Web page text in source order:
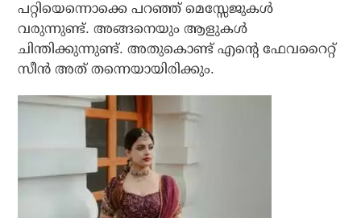
പറ്റിയെന്നൊക്കെ പറഞ്ഞ് മെസ്സേജുകള്‍
വരുന്നുണ്ട്. അങ്ങനെയും ആളുകള്‍
ചിന്തിക്കുന്നുണ്ട്. അതുകൊണ്ട് എന്റെ ഫേവറൈറ്റ്
സീന്‍ അത് തന്നെയായിരിക്കും.